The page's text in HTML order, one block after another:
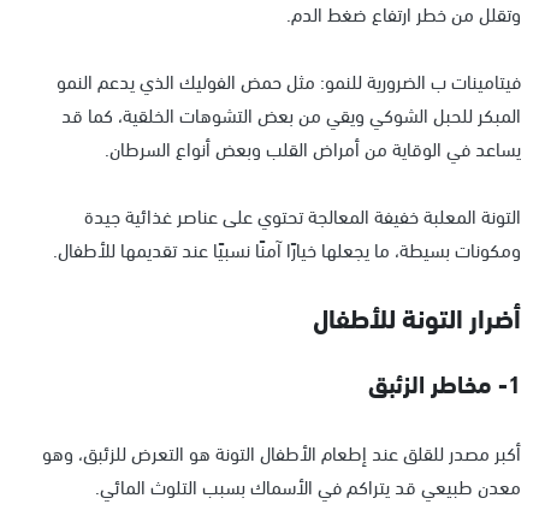
وتقلل من خطر ارتفاع ضغط الدم.
فيتامينات ب الضرورية للنمو: مثل حمض الفوليك الذي يدعم النمو
المبكر للحبل الشوكي ويقي من بعض التشوهات الخلقية، كما قد
يساعد في الوقاية من أمراض القلب وبعض أنواع السرطان.
التونة المعلبة خفيفة المعالجة تحتوي على عناصر غذائية جيدة
ومكونات بسيطة، ما يجعلها خيارًا آمنًا نسبيًا عند تقديمها للأطفال.
أضرار التونة للأطفال
1- مخاطر الزئبق
أكبر مصدر للقلق عند إطعام الأطفال التونة هو التعرض للزئبق، وهو
معدن طبيعي قد يتراكم في الأسماك بسبب التلوث المائي.